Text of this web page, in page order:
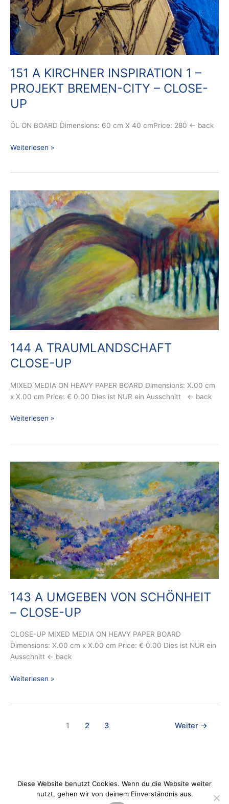
151 A KIRCHNER INSPIRATION 1 –
PROJEKT BREMEN-CITY – CLOSE-
UP
ÖL ON BOARD Dimensions: 60 cm X 40 cmPrice: 280 ← back
Weiterlesen »
144 A TRAUMLANDSCHAFT
CLOSE-UP
MIXED MEDIA ON HEAVY PAPER BOARD Dimensions: X.00 cm
x X.00 cm Price: € 0.00 Dies ist NUR ein Ausschnitt ← back
144
A
TRAUMLANDSCHAFT
CLOSE-
UP
Weiterlesen »
143 A UMGEBEN VON SCHÖNHEIT
– CLOSE-UP
CLOSE-UP MIXED MEDIA ON HEAVY PAPER BOARD
Dimensions: X.00 cm x X.00 cm Price: € 0.00 Dies ist NUR ein
Ausschnitt ← back
143
A
UMGEBEN
VON
SCHÖNHEIT
–
CLOSE-
UP
Weiterlesen »
1 2 3 Weiter →
Datenschutz
Diese Website benutzt Cookies. Wenn du die Website weiter
nutzt, gehen wir von deinem Einverständnis aus.